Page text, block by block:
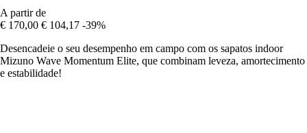
A partir de
€ 170,00 € 104,17 -39%
Desencadeie o seu desempenho em campo com os sapatos indoor
Mizuno Wave Momentum Elite, que combinam leveza, amortecimento
e estabilidade!